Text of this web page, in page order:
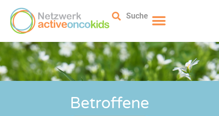
Suche
Betroffene